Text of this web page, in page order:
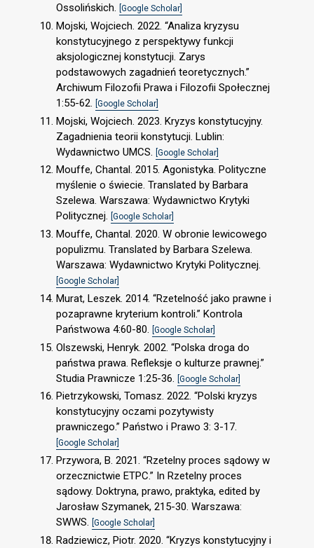
Ossolińskich. [Google Scholar]
Mojski, Wojciech. 2022. “Analiza kryzysu
konstytucyjnego z perspektywy funkcji
aksjologicznej konstytucji. Zarys
podstawowych zagadnień teoretycznych.”
Archiwum Filozofii Prawa i Filozofii Społecznej
1:55-62. [Google Scholar]
Mojski, Wojciech. 2023. Kryzys konstytucyjny.
Zagadnienia teorii konstytucji. Lublin:
Wydawnictwo UMCS.
[Google Scholar]
Mouffe, Chantal. 2015. Agonistyka. Polityczne
myślenie o świecie. Translated by Barbara
Szelewa. Warszawa: Wydawnictwo Krytyki
Politycznej. [Google Scholar]
Mouffe, Chantal. 2020. W obronie lewicowego
populizmu. Translated by Barbara Szelewa.
Warszawa: Wydawnictwo Krytyki Politycznej.
[Google Scholar]
Murat, Leszek. 2014. “Rzetelność jako prawne i
pozaprawne kryterium kontroli.” Kontrola
Państwowa 4:60-80. [Google Scholar]
Olszewski, Henryk. 2002. “Polska droga do
państwa prawa. Refleksje o kulturze prawnej.”
Studia Prawnicze 1:25-36.
[Google Scholar]
Pietrzykowski, Tomasz. 2022. “Polski kryzys
konstytucyjny oczami pozytywisty
prawniczego.” Państwo i Prawo 3: 3-17.
[Google Scholar]
Przywora, B. 2021. “Rzetelny proces sądowy w
orzecznictwie ETPC.” In Rzetelny proces
sądowy. Doktryna, prawo, praktyka, edited by
Jarosław Szymanek, 215-30. Warszawa:
SWWS. [Google Scholar]
Radziewicz, Piotr. 2020. “Kryzys konstytucyjny i